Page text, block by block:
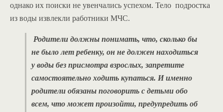
однако их поиски не увенчались успехом. Тело подростка
из воды извлекли работники МЧС.
Родители должны понимать, что, сколько бы
не было лет ребенку, он не должен находиться
у воды без присмотра взрослых, запретите
самостоятельно ходить купаться. И именно
родители обязаны поговорить с детьми обо
всем, что может произойти, предупредить об